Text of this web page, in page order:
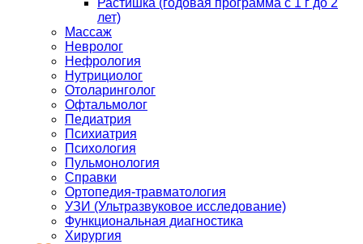
Растишка (годовая программа с 1 г до 2
лет)
Массаж
Невролог
Нефрология
Нутрициолог
Отоларинголог
Офтальмолог
Педиатрия
Психиатрия
Психология
Пульмонология
Справки
Ортопедия-травматология
УЗИ (Ультразвуковое исследование)
Функциональная диагностика
Хирургия